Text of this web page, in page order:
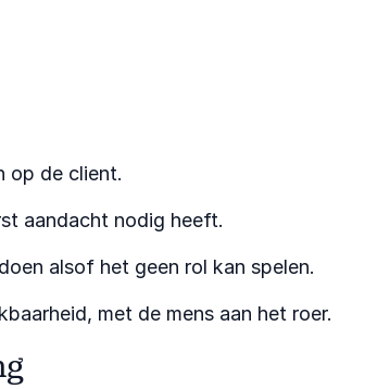
op de client.
aandacht nodig heeft.
alsof het geen rol kan spelen.
met de mens aan het roer.